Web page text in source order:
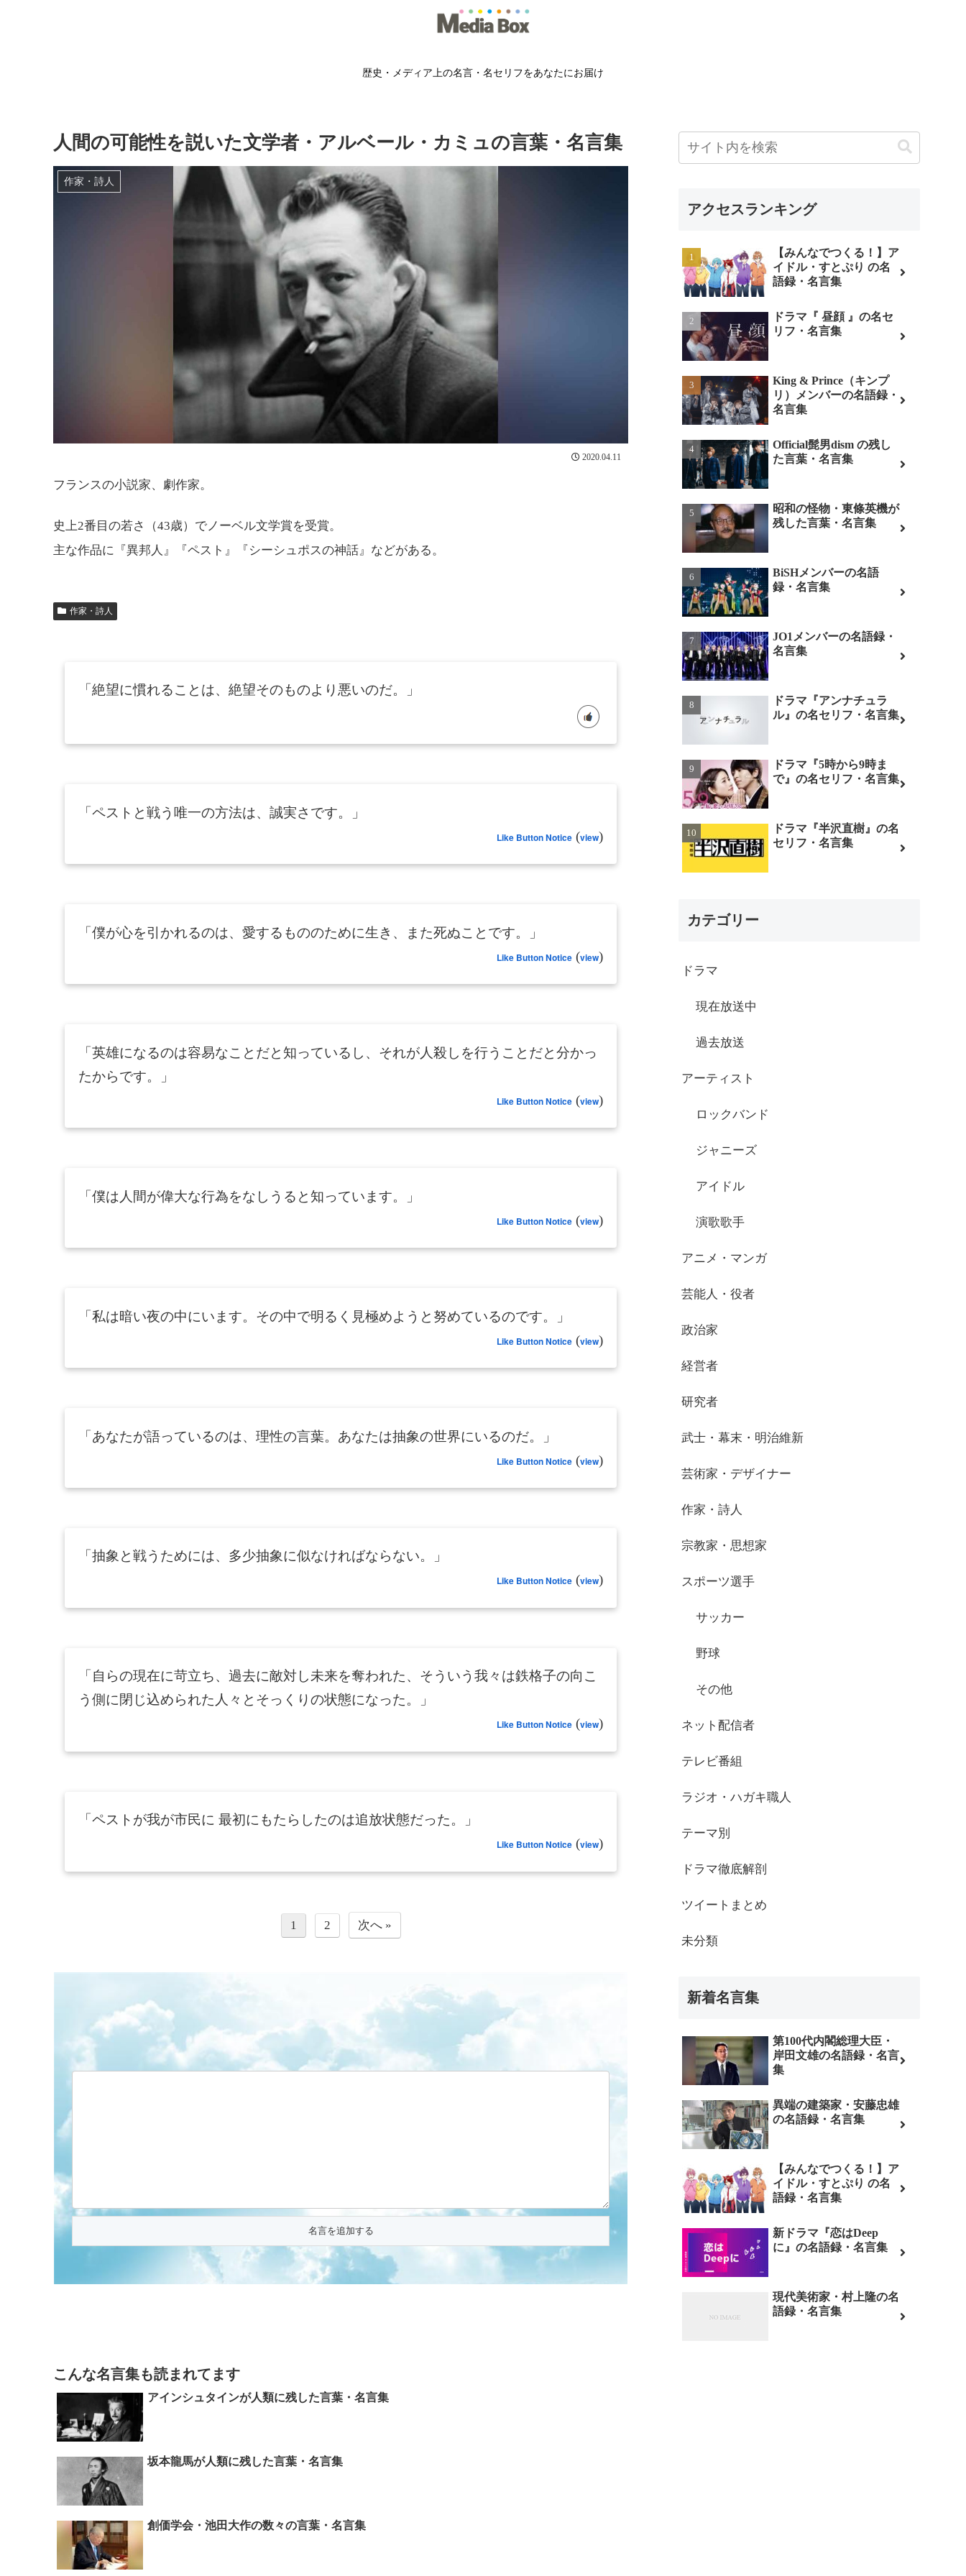
歴史・メディア上の名言・名セリフをあなたにお届け
人間の可能性を説いた文学者・アルベール・カミュの言葉・名言集
作家・詩人
2020.04.11
フランスの小説家、劇作家。
史上2番目の若さ（43歳）でノーベル文学賞を受賞。
主な作品に『異邦人』『ペスト』『シーシュポスの神話』などがある。
作家・詩人
「絶望に慣れることは、絶望そのものより悪いのだ。」
「ペストと戦う唯一の方法は、誠実さです。」
Like Button Notice (view)
「僕が心を引かれるのは、愛するもののために生き、また死ぬことです。」
Like Button Notice (view)
「英雄になるのは容易なことだと知っているし、それが人殺しを行うことだと分かっ
たからです。」
Like Button Notice (view)
「僕は人間が偉大な行為をなしうると知っています。」
Like Button Notice (view)
「私は暗い夜の中にいます。その中で明るく見極めようと努めているのです。」
Like Button Notice (view)
「あなたが語っているのは、理性の言葉。あなたは抽象の世界にいるのだ。」
Like Button Notice (view)
「抽象と戦うためには、多少抽象に似なければならない。」
Like Button Notice (view)
「自らの現在に苛立ち、過去に敵対し未来を奪われた、そういう我々は鉄格子の向こ
う側に閉じ込められた人々とそっくりの状態になった。」
Like Button Notice (view)
「ペストが我が市民に 最初にもたらしたのは追放状態だった。」
Like Button Notice (view)
1 2 次へ »
こんな名言集も読まれてます
アインシュタインが人類に残した言葉・名言集
坂本龍馬が人類に残した言葉・名言集
創価学会・池田大作の数々の言葉・名言集
アクセスランキング
【みんなでつくる！】ア
イドル・すとぷり の名
語録・名言集
ドラマ『 昼顔 』の名セ
リフ・名言集
King & Prince（キンプ
リ）メンバーの名語録・
名言集
Official髭男dism の残し
た言葉・名言集
昭和の怪物・東條英機が
残した言葉・名言集
BiSHメンバーの名語
録・名言集
JO1メンバーの名語録・
名言集
ドラマ『アンナチュラ
ル』の名セリフ・名言集
ドラマ『5時から9時ま
で』の名セリフ・名言集
ドラマ『半沢直樹』の名
セリフ・名言集
カテゴリー
ドラマ
現在放送中
過去放送
アーティスト
ロックバンド
ジャニーズ
アイドル
演歌歌手
アニメ・マンガ
芸能人・役者
政治家
経営者
研究者
武士・幕末・明治維新
芸術家・デザイナー
作家・詩人
宗教家・思想家
スポーツ選手
サッカー
野球
その他
ネット配信者
テレビ番組
ラジオ・ハガキ職人
テーマ別
ドラマ徹底解剖
ツイートまとめ
未分類
新着名言集
第100代内閣総理大臣・
岸田文雄の名語録・名言
集
異端の建築家・安藤忠雄
の名語録・名言集
【みんなでつくる！】ア
イドル・すとぷり の名
語録・名言集
新ドラマ『恋はDeep
に』の名語録・名言集
現代美術家・村上隆の名
語録・名言集